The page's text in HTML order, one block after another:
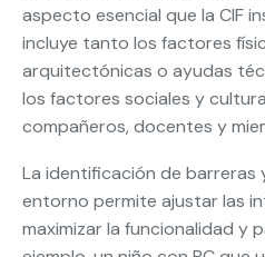
aspecto esencial que la CIF
incluye tanto los factores
arquitectónicas o ayudas
los factores sociales y
compañeros, docentes y
La identificación de barreras
entorno permite ajustar las
maximizar la funcionalidad y